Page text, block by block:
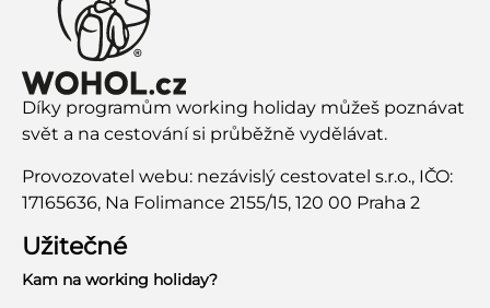
Díky programům working holiday můžeš poznávat
svět a na cestování si průběžně vydělávat.
Provozovatel webu: nezávislý cestovatel s.r.o., IČO:
17165636, Na Folimance 2155/15, 120 00 Praha 2
Užitečné
Kam na working holiday?